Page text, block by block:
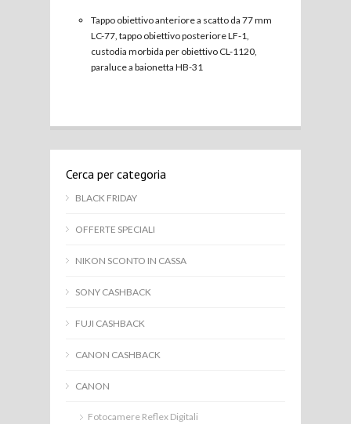
Tappo obiettivo anteriore a scatto da 77 mm
LC-77, tappo obiettivo posteriore LF-1,
custodia morbida per obiettivo CL-1120,
paraluce a baionetta HB-31
Cerca per categoria
BLACK FRIDAY
OFFERTE SPECIALI
NIKON SCONTO IN CASSA
SONY CASHBACK
FUJI CASHBACK
CANON CASHBACK
CANON
Fotocamere Reflex Digitali